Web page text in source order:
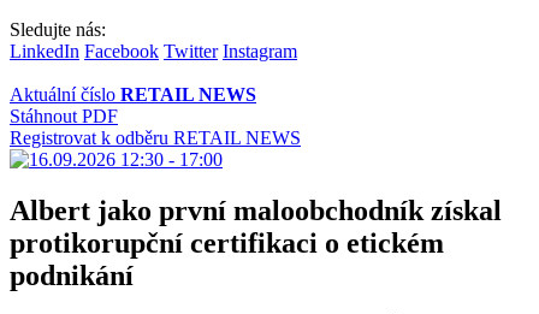
Sledujte nás:
LinkedIn Facebook Twitter Instagram
Aktuální číslo RETAIL NEWS
Stáhnout PDF
Registrovat k odběru RETAIL NEWS
Albert jako první maloobchodník získal
protikorupční certifikaci o etickém
podnikání